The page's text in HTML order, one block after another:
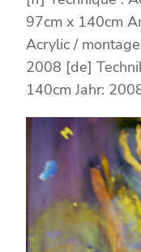
97cm x 140cm
Acrylic /
2008 [de]
140cm Jahr: